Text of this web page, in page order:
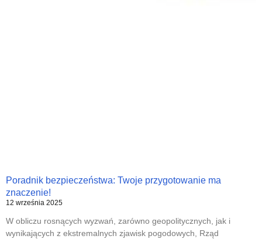
Poradnik bezpieczeństwa: Twoje przygotowanie ma
znaczenie!
12 września 2025
W obliczu rosnących wyzwań, zarówno geopolitycznych, jak i
wynikających z ekstremalnych zjawisk pogodowych, Rząd